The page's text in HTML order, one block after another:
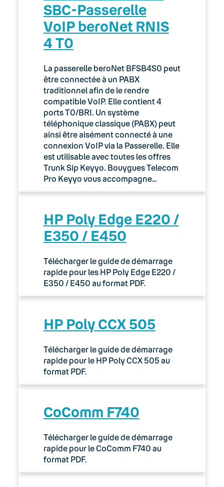
SBC-Passerelle
VoIP beroNet RNIS
4 T0
La passerelle beroNet BFSB4S0 peut
être connectée à un PABX
traditionnel afin de le rendre
compatible VoIP. Elle contient 4
ports T0/BRI. Un système
téléphonique classique (PABX) peut
ainsi être aisément connecté à une
connexion VoIP via la Passerelle. Elle
est utilisable avec toutes les offres
Trunk Sip Keyyo. Bouygues Telecom
Pro Keyyo vous accompagne…
HP Poly Edge E220 /
E350 / E450
Télécharger le guide de démarrage
rapide pour les HP Poly Edge E220 /
E350 / E450 au format PDF.
HP Poly CCX 505
Télécharger le guide de démarrage
rapide pour le HP Poly CCX 505 au
format PDF.
CoComm F740
Télécharger le guide de démarrage
rapide pour le CoComm F740 au
format PDF.